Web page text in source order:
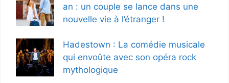
an : un couple se lance dans une
nouvelle vie à l’étranger !
Hadestown : La comédie musicale
qui envoûte avec son opéra rock
mythologique